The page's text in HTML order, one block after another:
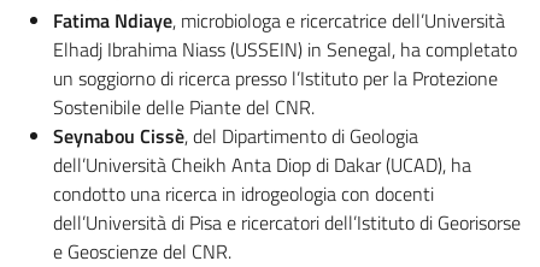
Fatima Ndiaye, microbiologa e ricercatrice dell’Università
Elhadj Ibrahima Niass (USSEIN) in Senegal, ha completato
un soggiorno di ricerca presso l’Istituto per la Protezione
Sostenibile delle Piante del CNR.
Seynabou Cissè, del Dipartimento di Geologia
dell’Università Cheikh Anta Diop di Dakar (UCAD), ha
condotto una ricerca in idrogeologia con docenti
dell’Università di Pisa e ricercatori dell’Istituto di Georisorse
e Geoscienze del CNR.